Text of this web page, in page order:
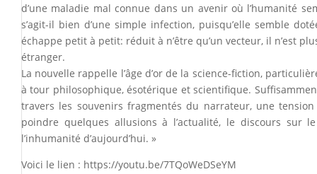
d’une maladie mal connue dans un avenir où l’humanité
s’agit-il bien d’une simple infection, puisqu’elle semble
échappe petit à petit: réduit à n’être qu’un vecteur, il n’est
étranger.
La nouvelle rappelle l’âge d’or de la science-fiction,
à tour philosophique, ésotérique et scientifique.
travers les souvenirs fragmentés du narrateur, une
poindre quelques allusions à l’actualité, le discours sur
l’inhumanité d’aujourd’hui. »
Voici le lien : https://youtu.be/7TQoWeDSeYM